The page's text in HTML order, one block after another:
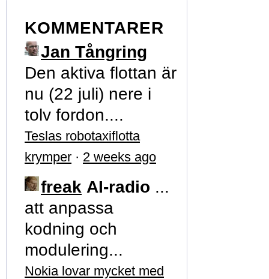
KOMMENTARER
Jan Tångring
Den aktiva flottan är
nu (22 juli) nere i
tolv fordon....
Teslas robotaxiflotta
krymper · 2 weeks ago
freak AI-radio ...
att anpassa
kodning och
modulering...
Nokia lovar mycket med